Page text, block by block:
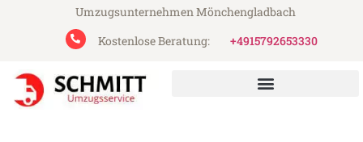
Umzugsunternehmen Mönchengladbach
Kostenlose Beratung:
+4915792653330